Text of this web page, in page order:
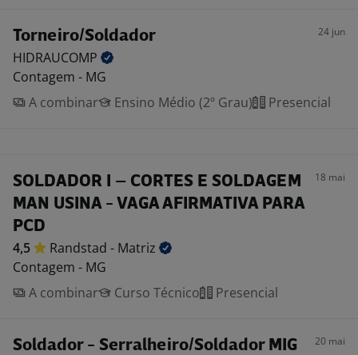
Torneiro/Soldador 24 jun
HIDRAUCOMP
Contagem - MG
A combinar
Ensino Médio (2º Grau) Presencial
SOLDADOR I – CORTES E SOLDAGEM
MAN USINA - VAGA AFIRMATIVA PARA
PCD
18 mai
4,5 Randstad - Matriz
Contagem - MG
A combinar
Curso Técnico Presencial
Soldador - Serralheiro/Soldador MIG 20 mai